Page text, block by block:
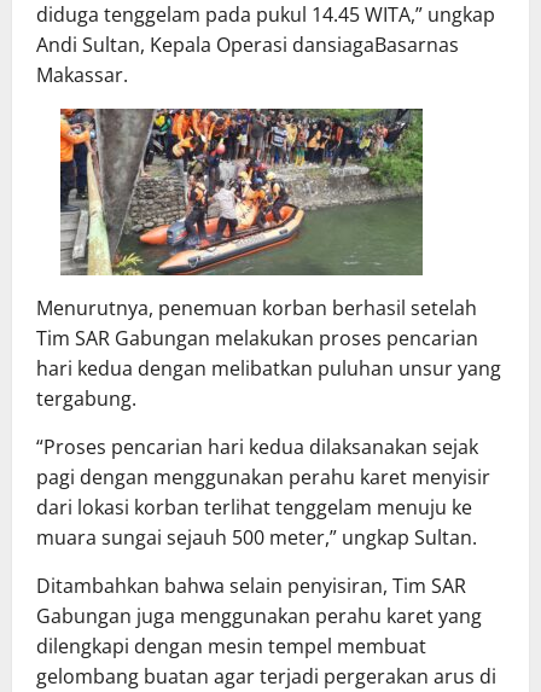
diduga tenggelam pada pukul 14.45 WITA,” ungkap
Andi Sultan, Kepala Operasi dansiagaBasarnas
Makassar.
Menurutnya, penemuan korban berhasil setelah
Tim SAR Gabungan melakukan proses pencarian
hari kedua dengan melibatkan puluhan unsur yang
tergabung.
“Proses pencarian hari kedua dilaksanakan sejak
pagi dengan menggunakan perahu karet menyisir
dari lokasi korban terlihat tenggelam menuju ke
muara sungai sejauh 500 meter,” ungkap Sultan.
Ditambahkan bahwa selain penyisiran, Tim SAR
Gabungan juga menggunakan perahu karet yang
dilengkapi dengan mesin tempel membuat
gelombang buatan agar terjadi pergerakan arus di